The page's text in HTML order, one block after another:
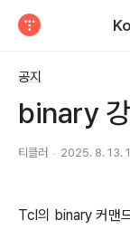
공지
binary
티클러 2025. 8. 13.
Tcl의 binary 커맨